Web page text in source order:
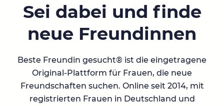
Sei dabei und finde
neue Freundinnen
Beste Freundin gesucht® ist die eingetragene
Original-Plattform für Frauen, die neue
Freundschaften suchen. Online seit 2014, mit
registrierten Frauen in Deutschland und